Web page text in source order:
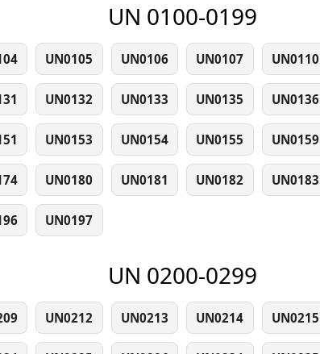
UN 0100-0199
UN0105 UN0106 UN0107 UN0110
UN0132 UN0133 UN0135 UN0136
UN0153 UN0154 UN0155 UN0159
UN0180 UN0181 UN0182 UN0183
UN0197
UN 0200-0299
UN0212 UN0213 UN0214 UN0215